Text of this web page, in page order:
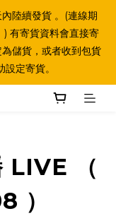
陸續發貨 。(連線期
有寄貨資料會直接寄
儲貨，或者收到包貨
定寄貨。
LIVE （
）